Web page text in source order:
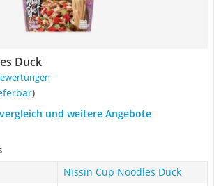
Duck
)
und weitere Angebote
Nissin Cup Noodles Duck